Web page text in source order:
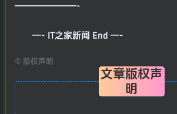
———————-
—- IT之家新闻 End —-
© 版权声明
文章版权声
明